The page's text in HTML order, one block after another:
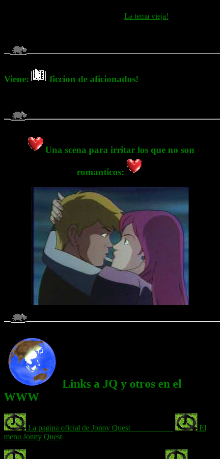
La tema vieja!
Viene: ficcion de aficionados!
Una scena para irritar los que no son
romanticos:
Links a JQ y otros en el
WWW
La pagina oficial de Jonny Quest___________
El
menu Jonny Quest